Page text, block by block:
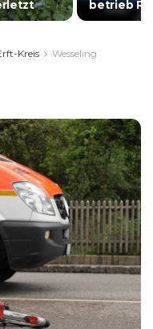
betrieb
Kreis Wesseling